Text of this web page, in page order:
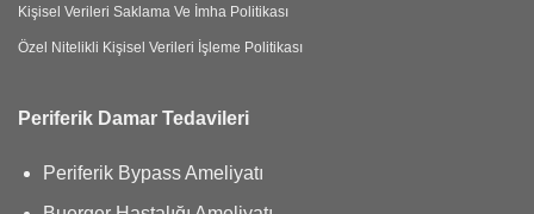
Kişisel Verileri Saklama Ve İmha Politikası
Özel Nitelikli Kişisel Verileri İşleme Politikası
Periferik Damar Tedavileri
Periferik Bypass Ameliyatı